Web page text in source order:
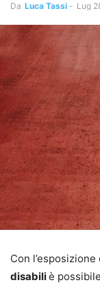
Da Luca Tassi - Lug
Con l’esposizione
disabiliè